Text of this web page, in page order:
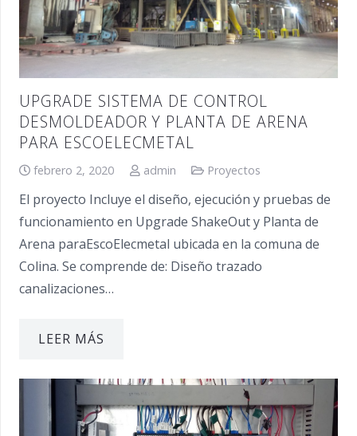
UPGRADE SISTEMA DE CONTROL
DESMOLDEADOR Y PLANTA DE ARENA
PARA ESCOELECMETAL
febrero 2, 2020 admin Proyectos
El proyecto Incluye el diseño, ejecución y pruebas de
funcionamiento en Upgrade ShakeOut y Planta de
Arena paraEscoElecmetal ubicada en la comuna de
Colina. Se comprende de: Diseño trazado
canalizaciones…
LEER MÁS